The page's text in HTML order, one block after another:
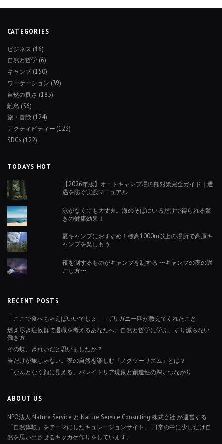
CATEGORIES
ビジネス (16)
自然と哲学 (6)
キャンプ(150)
ワーケーション (39)
自然の良さ (185)
離島 (56)
旅・冒険 (124)
アクティビティー (123)
SDGs (122)
TODAYS HOT
【2026年版】オートキャンプ場の熊対策完全ガイド｜遭
遇を防ぐ実践マニュアル
泳がなくても大丈夫。海のそばにいるだけで得られる驚
きの健康効果！
夏キャンプにおすすめ！標高1000m以上の場所で高原キ
ャンプを楽しもう
夜を制するものがキャンプを制する 〜キャンプの夜の過
ごし方〜
RECENT POSTS
「ここで食べちゃえばいいでしょ」—ザリガニ一匹が教えてくれたこと
燃え尽き症候群で退職を考えるあなたへ。自然と哲学に学ぶ、すり減らない
働き方
その蝶、きれいだと思いましたか？
昼だけが旅じゃない。夜の自然を楽しむ『ノクツーリズム』とは？
「なんとなく顔に見える」パレイドリア現象と創造性の深いつながり
ABOUT US
NPO法人 Nature Service と Nature Service Consulting 株式会社 が運営する
「自然体験」をテーマにしたキュレーションサイト。 日常の中に少しだけ自
然を思い出させるキッカケ作りをしています。